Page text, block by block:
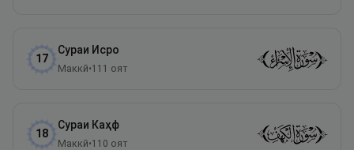
17
Сураи Исро
Маккӣ•111 оят
18
Сураи Каҳф
Маккӣ•110 оят